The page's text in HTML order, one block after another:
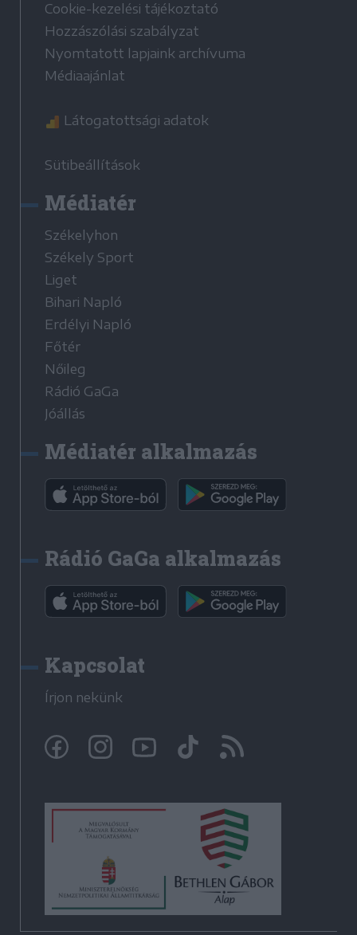
Cookie-kezelési tájékoztató
Hozzászólási szabályzat
Nyomtatott lapjaink archívuma
Médiaajánlat
Látogatottsági adatok
Sütibeállítások
Médiatér
Székelyhon
Székely Sport
Liget
Bihari Napló
Erdélyi Napló
Főtér
Nőileg
Rádió GaGa
Jóállás
Médiatér alkalmazás
Rádió GaGa alkalmazás
Kapcsolat
Írjon nekünk